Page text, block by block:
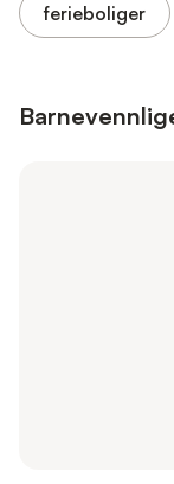
ferieboliger